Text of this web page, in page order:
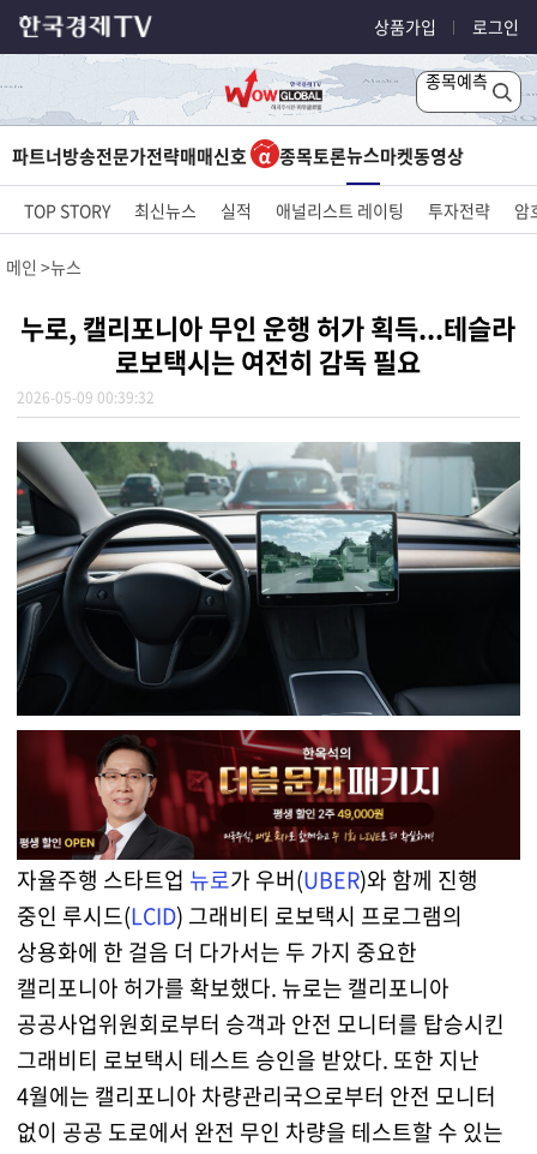
상품가입 로그인
종목예측
파트너방송전문가전략매매신호 종목토론뉴스마켓동영상
TOP STORY 최신뉴스 실적 애널리스트 레이팅 투자전략 암
메인 뉴스
누로, 캘리포니아 무인 운행 허가 획득...테슬라
로보택시는 여전히 감독 필요
2026-05-09 00:39:32
자율주행 스타트업 뉴로가 우버(UBER)와 함께 진행
중인 루시드(LCID) 그래비티 로보택시 프로그램의
상용화에 한 걸음 더 다가서는 두 가지 중요한
캘리포니아 허가를 확보했다. 뉴로는 캘리포니아
공공사업위원회로부터 승객과 안전 모니터를 탑승시킨
그래비티 로보택시 테스트 승인을 받았다. 또한 지난
4월에는 캘리포니아 차량관리국으로부터 안전 모니터
없이 공공 도로에서 완전 무인 차량을 테스트할 수 있는